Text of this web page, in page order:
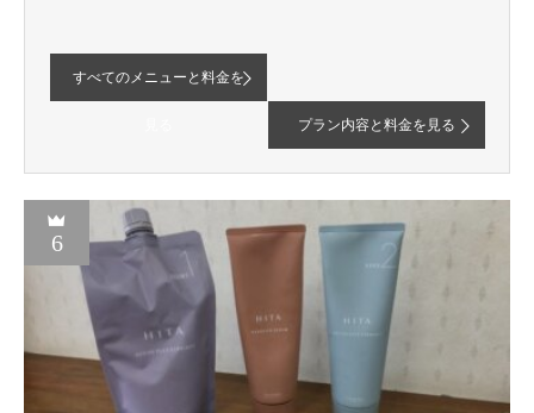
すべてのメニューと料金を
プラン内容と料金を見る
6